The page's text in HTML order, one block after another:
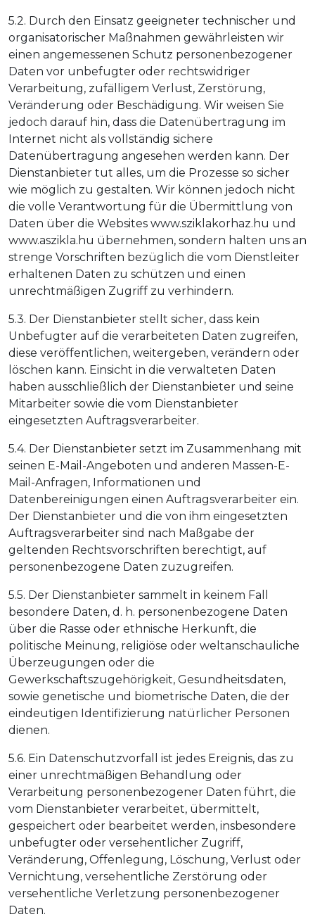
5.2. Durch den Einsatz geeigneter technischer und
organisatorischer Maßnahmen gewährleisten wir
einen angemessenen Schutz personenbezogener
Daten vor unbefugter oder rechtswidriger
Verarbeitung, zufälligem Verlust, Zerstörung,
Veränderung oder Beschädigung. Wir weisen Sie
jedoch darauf hin, dass die Datenübertragung im
Internet nicht als vollständig sichere
Datenübertragung angesehen werden kann. Der
Dienstanbieter tut alles, um die Prozesse so sicher
wie möglich zu gestalten. Wir können jedoch nicht
die volle Verantwortung für die Übermittlung von
Daten über die Websites www.sziklakorhaz.hu und
www.aszikla.hu übernehmen, sondern halten uns an
strenge Vorschriften bezüglich die vom Dienstleiter
erhaltenen Daten zu schützen und einen
unrechtmäßigen Zugriff zu verhindern.
5.3. Der Dienstanbieter stellt sicher, dass kein
Unbefugter auf die verarbeiteten Daten zugreifen,
diese veröffentlichen, weitergeben, verändern oder
löschen kann. Einsicht in die verwalteten Daten
haben ausschließlich der Dienstanbieter und seine
Mitarbeiter sowie die vom Dienstanbieter
eingesetzten Auftragsverarbeiter.
5.4. Der Dienstanbieter setzt im Zusammenhang mit
seinen E-Mail-Angeboten und anderen Massen-E-
Mail-Anfragen, Informationen und
Datenbereinigungen einen Auftragsverarbeiter ein.
Der Dienstanbieter und die von ihm eingesetzten
Auftragsverarbeiter sind nach Maßgabe der
geltenden Rechtsvorschriften berechtigt, auf
personenbezogene Daten zuzugreifen.
5.5. Der Dienstanbieter sammelt in keinem Fall
besondere Daten, d. h. personenbezogene Daten
über die Rasse oder ethnische Herkunft, die
politische Meinung, religiöse oder weltanschauliche
Überzeugungen oder die
Gewerkschaftszugehörigkeit, Gesundheitsdaten,
sowie genetische und biometrische Daten, die der
eindeutigen Identifizierung natürlicher Personen
dienen.
5.6. Ein Datenschutzvorfall ist jedes Ereignis, das zu
einer unrechtmäßigen Behandlung oder
Verarbeitung personenbezogener Daten führt, die
vom Dienstanbieter verarbeitet, übermittelt,
gespeichert oder bearbeitet werden, insbesondere
unbefugter oder versehentlicher Zugriff,
Veränderung, Offenlegung, Löschung, Verlust oder
Vernichtung, versehentliche Zerstörung oder
versehentliche Verletzung personenbezogener
Daten.